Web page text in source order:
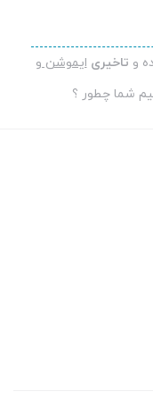
و تاخیری ایموشن و
شما چطور ؟